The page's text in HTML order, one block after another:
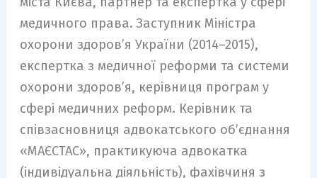
медичного права. Заступник Міністра
охорони здоров’я України (2014–2015),
експертка з медичної реформи та системи
охорони здоров’я, керівниця програм у
сфері медичних реформ. Керівник та
співзасновниця адвокатського об’єднання
«МАЄСТАС», практикуюча адвокатка
(індивідуальна діяльність), фахівчиня з